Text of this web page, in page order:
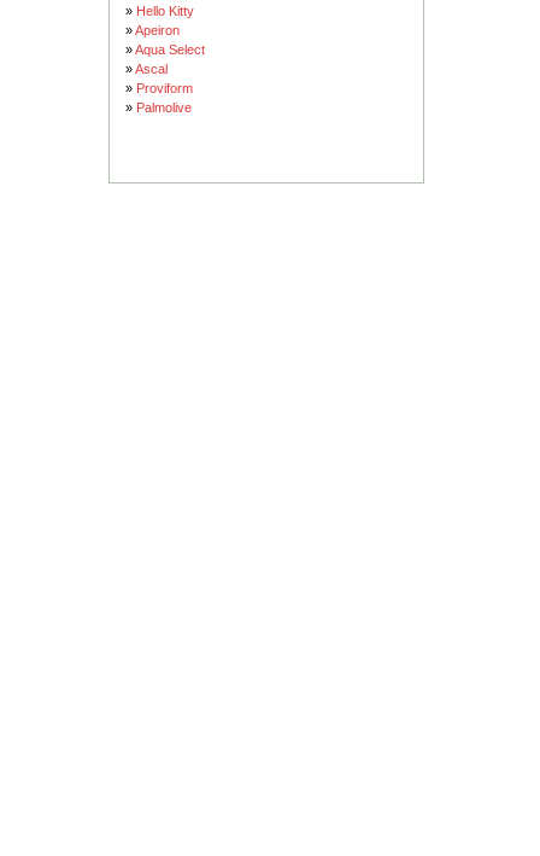
» Hello Kitty
»Apeiron
»Aqua Select
»Ascal
» Proviform
» Palmolive